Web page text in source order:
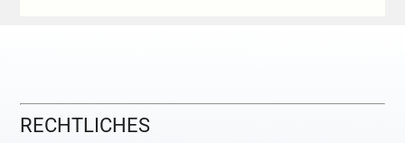
RECHTLICHES